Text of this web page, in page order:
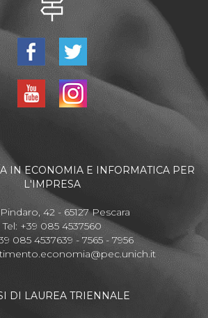
IN ECONOMIA E INFORMATICA PER
L'IMPRESA
42 - 65127 Pescara
Tel: +39 085 4537560
085 4537639 - 7565 - 7956
DI LAUREA TRIENNALE